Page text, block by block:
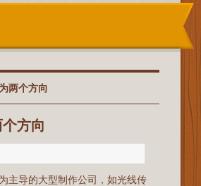
两个方向
方向
主导的大型制作公司，如光线传